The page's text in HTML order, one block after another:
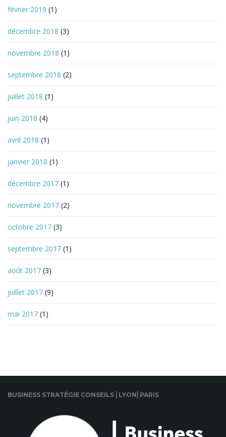
février 2019 (1)
décembre 2018 (3)
novembre 2018 (1)
septembre 2018 (2)
juillet 2018 (1)
juin 2018 (4)
avril 2018 (1)
janvier 2018 (1)
décembre 2017 (1)
novembre 2017 (2)
octobre 2017 (3)
septembre 2017 (1)
août 2017 (3)
juillet 2017 (9)
mai 2017 (1)
BUSINESS STRATÉGIE CONSEILS ⎜LYON⎜PARIS